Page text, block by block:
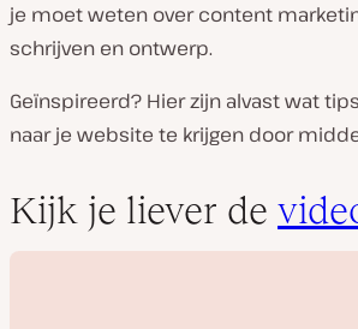
je moet weten over content
schrijven en ontwerp.
Geïnspireerd? Hier zijn alvast wat
naar je website te krijgen door
Kijk je liever de